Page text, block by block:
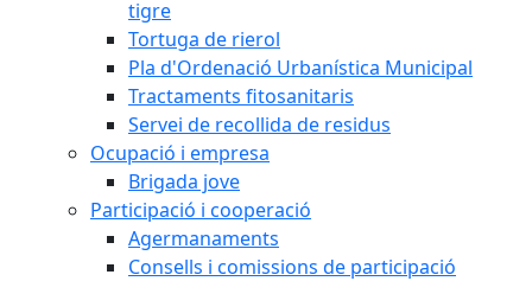
tigre
Tortuga de rierol
Pla d'Ordenació Urbanística Municipal
Tractaments fitosanitaris
Servei de recollida de residus
Ocupació i empresa
Brigada jove
Participació i cooperació
Agermanaments
Consells i comissions de participació